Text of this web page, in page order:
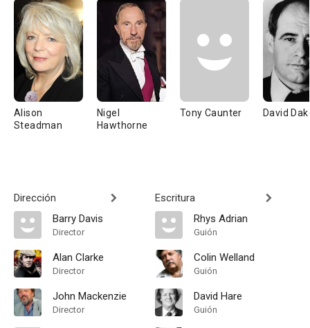
Alison
Steadman
Nigel
Hawthorne
Tony Caunter David
Dirección
Barry Davis
Director
Alan Clarke
Director
John Mackenzie
Director
Escritura
Rhys Adrian
Guión
Colin Welland
Guión
David Hare
Guión